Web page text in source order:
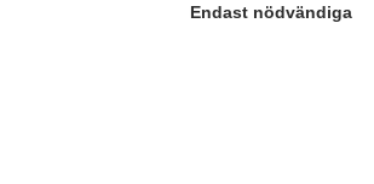
Endast nödvändiga